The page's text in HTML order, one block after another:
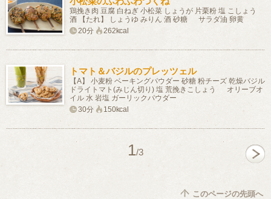
鶏挽き肉 豆腐 白ねぎ 小松菜 しょうが 片栗粉 塩 こしょう
酒 【たれ】 しょうゆ みりん 酒 砂糖 サラダ油 卵黄
20分
262kcal
トマト＆バジルのプレッツェル
【A】 小麦粉 ベーキングパウダー 砂糖 粉チーズ 乾燥バジル
ドライトマト(みじん切り) 塩 荒挽きこしょう オリーブオ
イル 水 岩塩 ガーリックパウダー
30分
150kcal
1/3
このページの先頭へ